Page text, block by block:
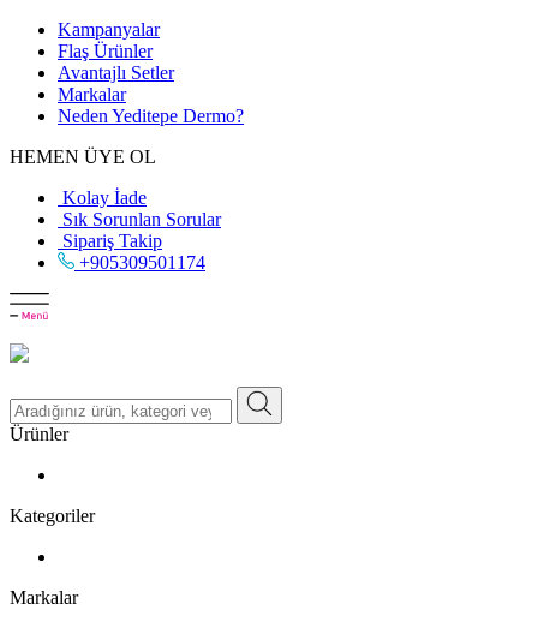
Kampanyalar
Flaş Ürünler
Avantajlı Setler
Markalar
Neden Yeditepe Dermo?
HEMEN ÜYE OL
Kolay İade
Sık Sorunlan Sorular
Sipariş Takip
+905309501174
Ürünler
Kategoriler
Markalar